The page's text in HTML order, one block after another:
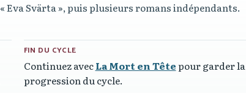
« Eva Svärta », puis plusieurs romans indépendants.
FIN DU CYCLE
Continuez avecLa Mort en Têtepour garder la
progression du cycle.